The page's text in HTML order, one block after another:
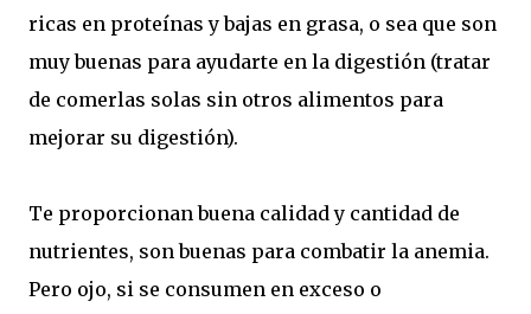
ricas en proteínas y bajas en grasa, o sea que son
muy buenas para ayudarte en la digestión (tratar
de comerlas solas sin otros alimentos para
mejorar su digestión).
Te proporcionan buena calidad y cantidad de
nutrientes, son buenas para combatir la anemia.
Pero ojo, si se consumen en exceso o